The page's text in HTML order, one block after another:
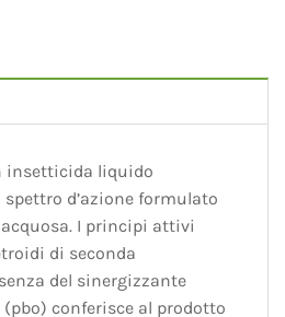
insetticida liquido
d’azione formulato
I principi attivi
di seconda
del sinergizzante
conferisce al prodotto